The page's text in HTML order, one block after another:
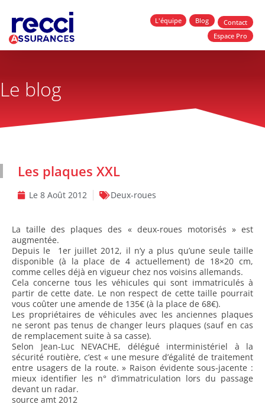
L'équipe Blog
Contact
Espace Pro
Le blog
Les plaques XXL
Le 8 Août 2012 Deux-roues
La taille des plaques des « deux-roues motorisés » est
augmentée.
Depuis le 1er juillet 2012, il n’y a plus qu’une seule taille
disponible (à la place de 4 actuellement) de 18×20 cm,
comme celles déjà en vigueur chez nos voisins allemands.
Cela concerne tous les véhicules qui sont immatriculés à
partir de cette date. Le non respect de cette taille pourrait
vous coûter une amende de 135€ (à la place de 68€).
Les propriétaires de véhicules avec les anciennes plaques
ne seront pas tenus de changer leurs plaques (sauf en cas
de remplacement suite à sa casse).
Selon Jean-Luc NEVACHE, délégué interministériel à la
sécurité routière, c’est « une mesure d’égalité de traitement
entre usagers de la route. » Raison évidente sous-jacente :
mieux identifier les n° d’immatriculation lors du passage
devant un radar.
source amt 2012